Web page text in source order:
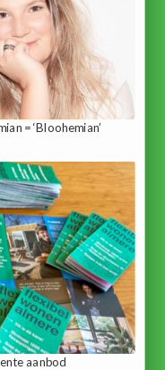
= ‘Bloohemian’
aanbod